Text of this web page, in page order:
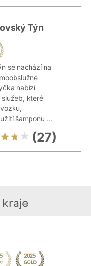
Týn
se nachází na
nabízí
služeb, které
šamponu ...
(27)